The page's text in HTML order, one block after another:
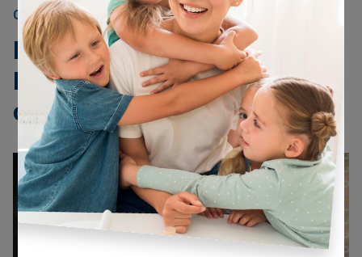
CONCLAVE 17/05/2025
No Vaticano, Conclave.
Entre o Senado e o STF,
conchavo